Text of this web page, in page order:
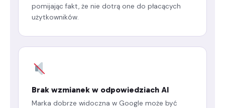
pomijając fakt, że nie dotrą one do płacących
użytkowników.
Brak wzmianek w odpowiedziach AI
Marka dobrze widoczna w Google może być